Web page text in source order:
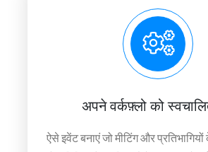
अपने वर्कफ़्लो को
ऐसे इवेंट बनाएं जो मीटिंग और